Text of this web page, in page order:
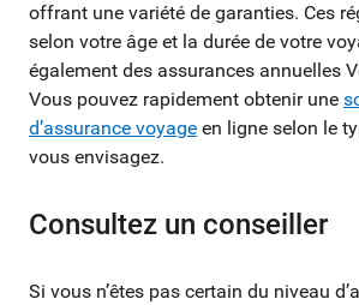
offrant une variété de garanties. Ces
selon votre âge et la durée de votre
également des assurances annuelles
Vous pouvez rapidement obtenir une
d’assurance voyage en ligne selon le
vous envisagez.
Consultez un conseiller
Si vous n’êtes pas certain du niveau